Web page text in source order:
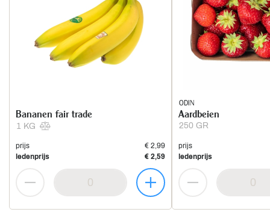
1 KG
Bananen fair trade
prijs
€ 2,99
ledenprijs
€ 2,59
ODIN
250 GR
Aardbeien
prijs
ledenprijs